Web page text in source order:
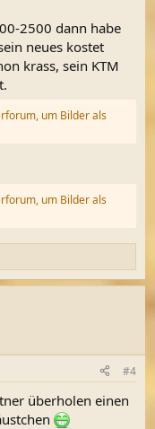
2500 dann habe
neues kostet
krass, sein KTM
um Bilder als
um Bilder als
#4
überholen einen